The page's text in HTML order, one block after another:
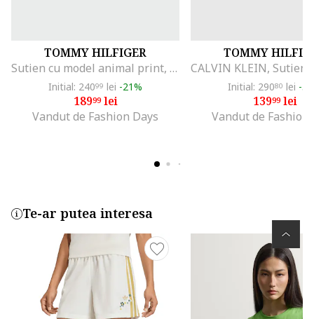
TOMMY HILFIGER
Sutien cu model animal print, Negru
Initial: 24099 lei -21%
18999lei
Vandut de Fashion Days
TOMMY
Initial: 29080 lei -
13999lei
Vandut de Fashion
Te-ar putea interesa